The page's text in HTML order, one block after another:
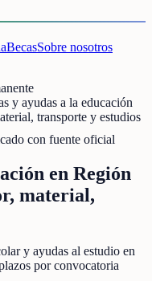
BecasSobre nosotros
y ayudas a la educación
transporte y estudios
con fuente oficial
en Región
material,
y ayudas al estudio en
por convocatoria